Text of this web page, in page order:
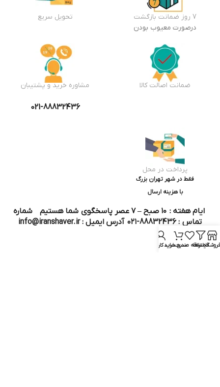
7 روز ضمانت بازگشت
درصورت معیوب بودن
تحویل سریع
ضمانت اصالت کالا مشاوره خرید و پشتیبان
021-88832436
پرداخت در محل
فقط در شهر تهران بزرگ
با هزینه ارسال
ایام هفته : ۱۰ صبح – ۷ عصر پاسخگوی شما هستیم شماره
تماس : 88832436-۰۲۱ آدرس ایمیل : info@iranshaver.ir
فروشگاهفیلترها
علاقه مندیسبد خرید
حساب کاربری من